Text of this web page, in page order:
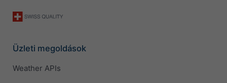
Üzleti megoldások
Weather APIs